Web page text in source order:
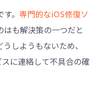
。 専門的なiOS修復ソ
はも解決策の一つだと
しようもないため、
に連絡して不具合の確